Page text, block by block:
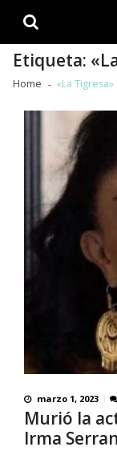
Etiqueta:
Home «La Tigresa»
marzo 1, 2023
Murió la
Irma